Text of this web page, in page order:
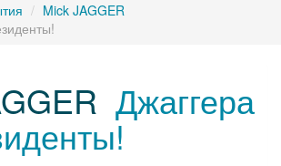
Mick JAGGER
Джаггера